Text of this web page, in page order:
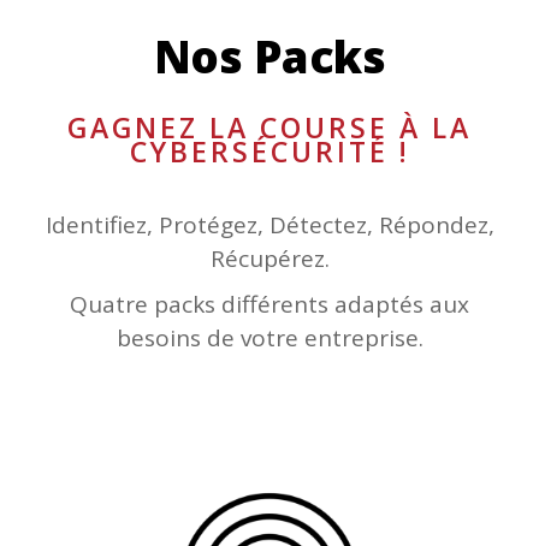
Nos Packs
GAGNEZ LA COURSE À LA
CYBERSÉCURITÉ !
Identifiez, Protégez, Détectez, Répondez,
Récupérez.
Quatre packs différents adaptés aux
besoins de votre entreprise.